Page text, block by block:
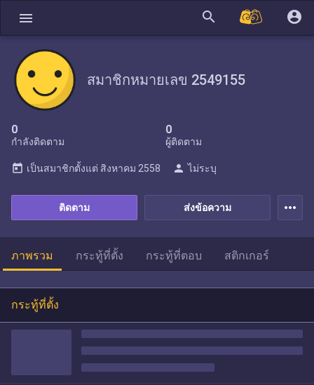
menu search account_circle
สมาชิกหมายเลข 2549155
0
กำลังติดตาม
0
ผู้ติดตาม
ส่งข้อความ
ติดตาม
today เป็นสมาชิกตั้งแต่ สิงหาคม 2558 person ไม่ระบุ
more_horiz
ภาพรวม กระทู้ที่ตั้ง กระทู้ที่ตอบ สติกเกอร์
กระทู้ที่ตั้ง